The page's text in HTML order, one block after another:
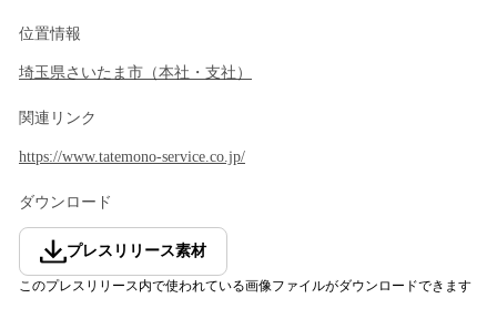
位置情報
埼玉県さいたま市 （本社・支社 ）
関連リンク
https://www.tatemono-service.co.jp/
ダウンロード
プレスリリース素材
このプレスリリース内で使われている画像ファイルがダウンロードできます